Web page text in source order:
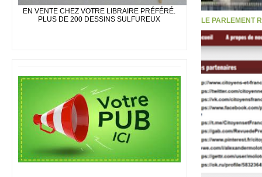
EN VENTE CHEZ VOTRE LIBRAIRE PRÉFÉRÉ.
PLUS DE 200 DESSINS SULFUREUX
LE PARLEMENT